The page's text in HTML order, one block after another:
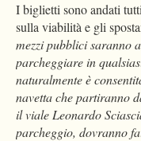
I biglietti sono andati
sulla viabilità e gli
mezzi pubblici saranno
parcheggiare in
naturalmente è
navetta che partiranno
il viale Leonardo
parcheggio, dovranno